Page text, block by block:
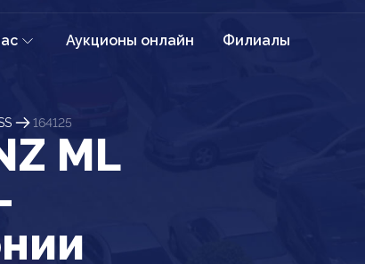
Аукционы онлайн Филиалы
164125
ML